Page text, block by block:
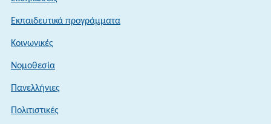
Εκπαιδευτικά προγράμματα
Κοινωνικές
Νομοθεσία
Πανελλήνιες
Πολιτιστικές